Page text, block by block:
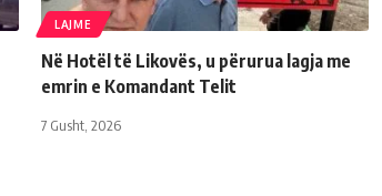
LAJME
Në Hotël të Likovës, u përurua lagja me
emrin e Komandant Telit
7 Gusht, 2026